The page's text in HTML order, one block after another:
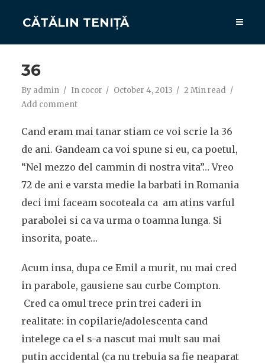
CĂTĂLIN TENIȚĂ
36
By admin In cocor October 4, 2013
2 Min read
Add comment
Cand eram mai tanar stiam ce voi scrie la 36
de ani. Gandeam ca voi spune si eu, ca poetul,
“Nel mezzo del cammin di nostra vita”… Vreo
72 de ani e varsta medie la barbati in Romania
deci imi faceam socoteala ca am atins varful
parabolei si ca va urma o toamna lunga. Si
insorita, poate…
Acum insa, dupa ce Emil a murit, nu mai cred
in parabole, gausiene sau curbe Compton.
Cred ca omul trece prin trei caderi in
realitate: in copilarie/adolescenta cand
intelege ca el s-a nascut mai mult sau mai
putin accidental (ca nu trebuia sa fie neaparat